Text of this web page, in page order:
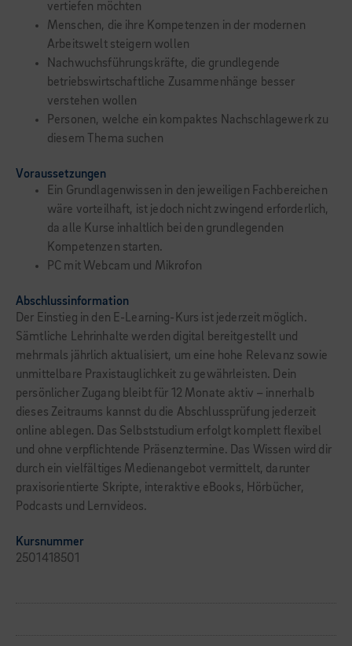
vertiefen möchten
Menschen, die ihre Kompetenzen in der modernen
Arbeitswelt steigern wollen
Nachwuchsführungskräfte, die grundlegende
betriebswirtschaftliche Zusammenhänge besser
verstehen wollen
Personen, welche ein kompaktes Nachschlagewerk zu
diesem Thema suchen
Voraussetzungen
Ein Grundlagenwissen in den jeweiligen Fachbereichen
wäre vorteilhaft, ist jedoch nicht zwingend erforderlich,
da alle Kurse inhaltlich bei den grundlegenden
Kompetenzen starten.
PC mit Webcam und Mikrofon
Abschlussinformation
Der Einstieg in den E-Learning-Kurs ist jederzeit möglich.
Sämtliche Lehrinhalte werden digital bereitgestellt und
mehrmals jährlich aktualisiert, um eine hohe Relevanz sowie
unmittelbare Praxistauglichkeit zu gewährleisten. Dein
persönlicher Zugang bleibt für 12 Monate aktiv – innerhalb
dieses Zeitraums kannst du die Abschlussprüfung jederzeit
online ablegen. Das Selbststudium erfolgt komplett flexibel
und ohne verpflichtende Präsenztermine. Das Wissen wird dir
durch ein vielfältiges Medienangebot vermittelt, darunter
praxisorientierte Skripte, interaktive eBooks, Hörbücher,
Podcasts und Lernvideos.
Kursnummer
2501418501